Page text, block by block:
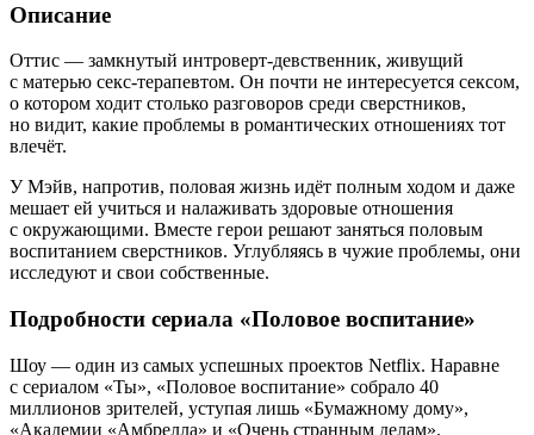
Описание
Оттис — замкнутый интроверт-девственник, живущий
с матерью секс-терапевтом. Он почти не интересуется сексом,
о котором ходит столько разговоров среди сверстников,
но видит, какие проблемы в романтических отношениях тот
влечёт.
У Мэйв, напротив, половая жизнь идёт полным ходом и даже
мешает ей учиться и налаживать здоровые отношения
с окружающими. Вместе герои решают заняться половым
воспитанием сверстников. Углубляясь в чужие проблемы, они
исследуют и свои собственные.
Подробности сериала «Половое воспитание»
Шоу — один из самых успешных проектов Netflix. Наравне
с сериалом «Ты», «Половое воспитание» собрало 40
миллионов зрителей, уступая лишь «Бумажному дому»,
«Академии «Амбрелла» и «Очень странным делам».